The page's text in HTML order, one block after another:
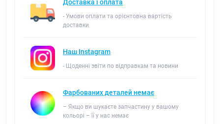
Доставка і оплата
- Умови оплати та орієнтовна вартість
доставки
Наш Instagram
- Щоденні звіти по відправкам та новини
Фарбованих деталей немає
– Якщо ви шукаєте запчастину у вашому
кольорі – її у нас немає